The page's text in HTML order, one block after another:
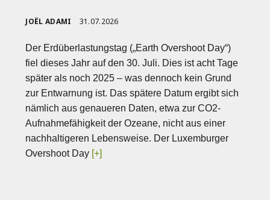
JOËL ADAMI 31.07.2026
Der Erdüberlastungstag („Earth Overshoot Day“)
fiel dieses Jahr auf den 30. Juli. Dies ist acht Tage
später als noch 2025 – was dennoch kein Grund
zur Entwarnung ist. Das spätere Datum ergibt sich
nämlich aus genaueren Daten, etwa zur CO2-
Aufnahmefähigkeit der Ozeane, nicht aus einer
nachhaltigeren Lebensweise. Der Luxemburger
Overshoot Day [+]